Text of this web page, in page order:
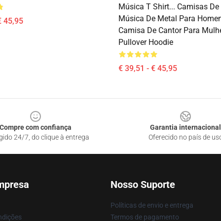
45,95
Música T Shirt... Camisas De
Música De Metal Para
Camisa De Cantor Para
Pullover Hoodie
€ 39,51 - € 45,95
Compre com confiança
24/7, do clique à entrega
Garantia internacional
Oferecido no país de
Nosso Suporte
Políticas de envio e entrega
Termos de pagamento